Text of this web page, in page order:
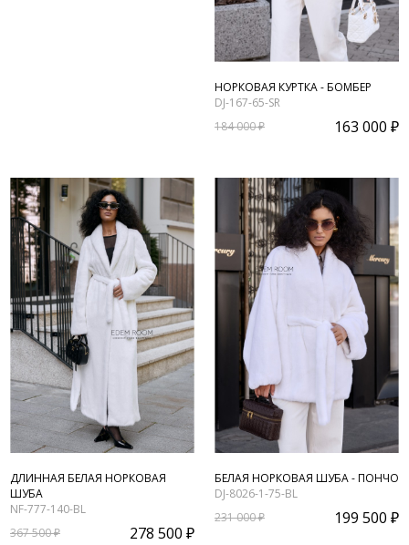
НОРКОВАЯ КУРТКА - БОМБЕР
DJ-167-65-SR
184 000 ₽
163 000 ₽
ДЛИННАЯ БЕЛАЯ НОРКОВАЯ
ШУБА
NF-777-140-BL
367 500 ₽
278 500 ₽
БЕЛАЯ НОРКОВАЯ ШУБА - ПОНЧО
DJ-8026-1-75-BL
231 000 ₽
199 500 ₽